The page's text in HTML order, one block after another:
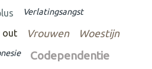
Verlatingsangst
out Vrouwen
Woestijn
Codependentie